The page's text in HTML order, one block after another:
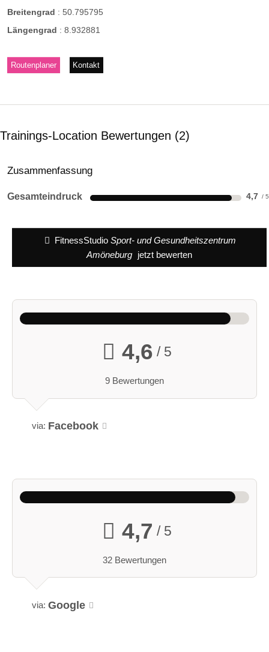
Breitengrad : 50.795795
Längengrad : 8.932881
Routenplaner Kontakt
Trainings-Location Bewertungen 2
Zusammenfassung
Gesamteindruck 4,7
FitnessStudioSport- und Gesundheitszentrum
Amöneburg jetzt bewerten
4,6 / 5
9 Bewertungen
via: Facebook
4,7 / 5
32 Bewertungen
via: Google